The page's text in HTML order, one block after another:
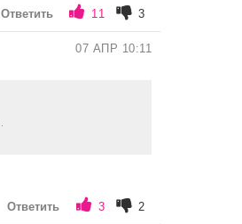
Ответить 11 3
07 АПР 10:11
Ответить 3 2